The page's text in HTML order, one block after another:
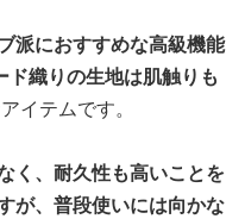
派におすすめな高級機能
織りの生地は肌触りも
イテムです。
く、耐久性も高いことを
が、普段使いには向かな